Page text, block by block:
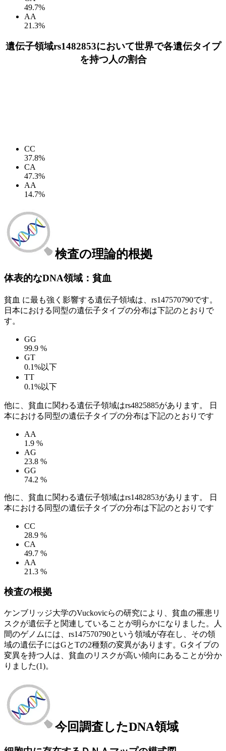
49.7%
AA
21.3%
遺伝子領域rs1482853において世界で各遺伝タイプ
を持つ人の割合
CC
37.8%
CA
47.3%
AA
14.7%
検査の理論的根拠
体表的なDNA領域：貧血
貧血 に最も強く影響する遺伝子領域は、rs147570790です。
日本における同型の遺伝子タイプの分布は下記のとおりで
す。
GG
99.9 %
GT
0.1%以下
TT
0.1%以下
他に、貧血に関わる遺伝子領域はrs4825885があります。 日
本における同型の遺伝子タイプの分布は下記のとおりです
AA
1.9 %
AG
23.8 %
GG
74.2 %
他に、貧血に関わる遺伝子領域はrs1482853があります。 日
本における同型の遺伝子タイプの分布は下記のとおりです
CC
28.9 %
CA
49.7 %
AA
21.3 %
検査の根拠
ケンブリッジ大学のVuckovicらの研究により、貧血の罹患リ
スクが遺伝子と関連していることが明らかになりました。人
間のゲノムには、rs147570790という領域が存在し、その領
域の遺伝子にはGとTの2種類の変異があります。Gタイプの
変異を持つ人は、貧血のリスクが高い傾向にあることが分か
りました(1)。
今回調査したDNA領域